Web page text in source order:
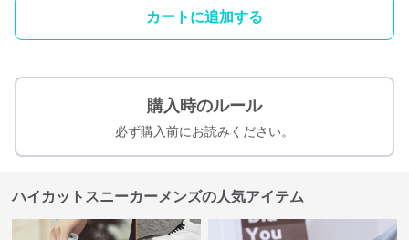
カートに追加する
購入時のルール
必ず購入前にお読みください。
ハイカットスニーカーメンズの人気アイテム